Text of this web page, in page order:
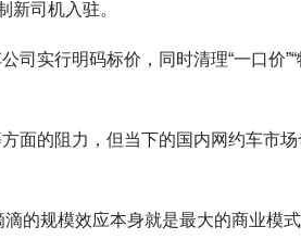
新司机入驻。
司实行明码标价，同时清理“一口价”“
面的阻力，但当下的国内网约车市场
的规模效应本身就是最大的商业模